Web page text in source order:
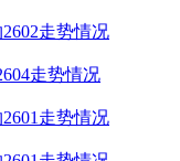
走势情况
走势情况
走势情况